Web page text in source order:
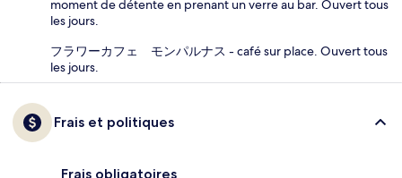
moment de détente en prenant un verre au bar. Ouvert tous
les jours.
フラワーカフェ モンパルナス - café sur place. Ouvert tous
les jours.
Frais et politiques
Frais obligatoires